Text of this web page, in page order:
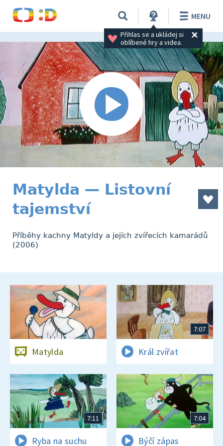
Přihlas se a ukládej si
oblíbené hry a videa.
MENU
Matylda — Listovní
tajemství
Příběhy kachny Matyldy a jejích zvířecích kamarádů
(2006)
Matylda
7:07
Král zvířat
7:11
Ryba na suchu
7:04
Býčí zápas